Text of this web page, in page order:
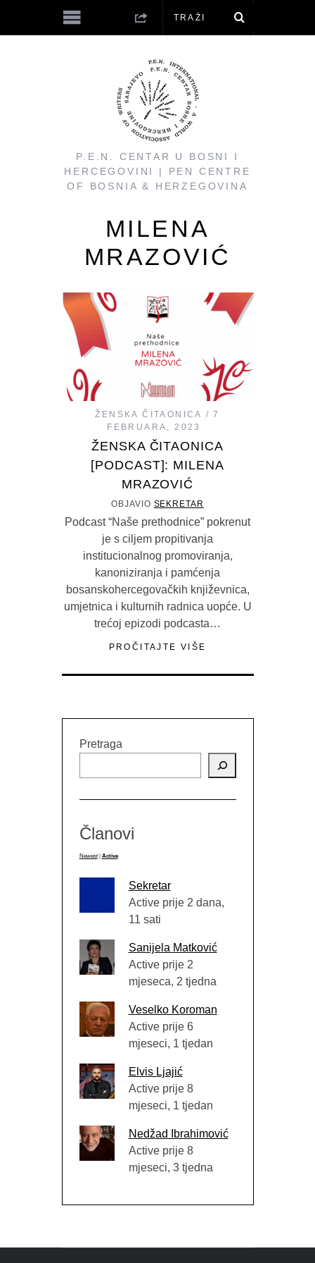
P.E.N. CENTAR U BOSNI I
HERCEGOVINI | PEN CENTRE
OF BOSNIA & HERZEGOVINA
MILENA
MRAZOVIĆ
ŽENSKA ČITAONICA
7
FEBRUARA, 2023
ŽENSKA ČITAONICA
[PODCAST]: MILENA
MRAZOVIĆ
OBJAVIO SEKRETAR
Podcast “Naše prethodnice” pokrenut
je s ciljem propitivanja
institucionalnog promoviranja,
kanoniziranja i pamćenja
bosanskohercegovačkih književnica,
umjetnica i kulturnih radnica uopće. U
trećoj epizodi podcasta…
PROČITAJTE VIŠE
Pretraga
Članovi
Newest Active
Sekretar
Active prije 2 dana,
11 sati
Sanijela Matković
Active prije 2
mjeseca, 2 tjedna
Veselko Koroman
Active prije 6
mjeseci, 1 tjedan
Elvis Ljajić
Active prije 8
mjeseci, 1 tjedan
Nedžad Ibrahimović
Active prije 8
mjeseci, 3 tjedna